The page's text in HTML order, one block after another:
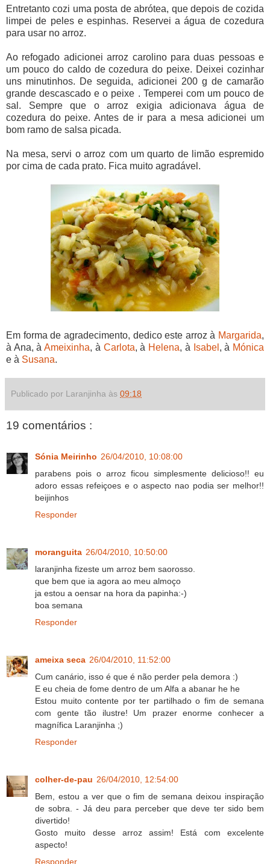
Entretanto cozi uma posta de abrótea, que depois de cozida
limpei de peles e espinhas. Reservei a água de cozedura
para usar no arroz.
Ao refogado adicionei arroz carolino para duas pessoas e
um pouco do caldo de cozedura do peixe. Deixei cozinhar
uns minutinhos. De seguida, adicionei 200 g de camarão
grande descascado e o peixe . Temperei com um pouco de
sal. Sempre que o arroz exigia adicionava água de
cozedura do peixe. Antes de ir para a mesa adicionei um
bom ramo de salsa picada.
Na mesa, servi o arroz com um quarto de limão espremido
por cima de cada prato. Fica muito agradável.
Em forma de agradecimento, dedico este arroz à Margarida,
à Ana, àAmeixinha, à Carlota, à Helena, à Isabel , à Mónica
e à Susana.
Publicado por Laranjinha às 09:18
19 comentários :
Sónia Meirinho 26/04/2010, 10:08:00
parabens pois o arroz ficou simplesmente delicioso!! eu
adoro essas refeiçoes e o aspecto nao podia ser melhor!!
beijinhos
Responder
moranguita 26/04/2010, 10:50:00
laranjinha fizeste um arroz bem saorosso.
que bem que ia agora ao meu almoço
ja estou a oensar na hora da papinha:-)
boa semana
Responder
ameixa seca 26/04/2010, 11:52:00
Cum canário, isso é que é não perder pela demora :)
E eu cheia de fome dentro de um Alfa a abanar he he
Estou muito contente por ter partilhado o fim de semana
com gente tão ilustre! Um prazer enorme conhecer a
magnífica Laranjinha ;)
Responder
colher-de-pau 26/04/2010, 12:54:00
Bem, estou a ver que o fim de semana deixou inspiração
de sobra. - Já deu para perceber que deve ter sido bem
divertido!
Gosto muito desse arroz assim! Está com excelente
aspecto!
Responder